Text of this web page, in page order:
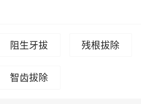
阻生牙拔
残根拔除
智齿拔除